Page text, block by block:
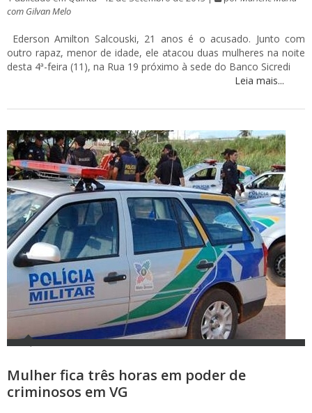
com Gilvan Melo
Ederson Amilton Salcouski, 21 anos é o acusado. Junto com
outro rapaz, menor de idade, ele atacou duas mulheres na noite
desta 4ª-feira (11), na Rua 19 próximo à sede do Banco Sicredi
Leia mais...
Mulher fica três horas em poder de
criminosos em VG